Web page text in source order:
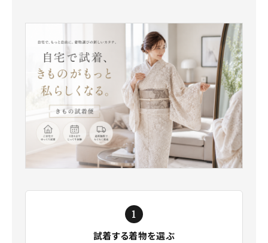
試着する着物を選ぶ